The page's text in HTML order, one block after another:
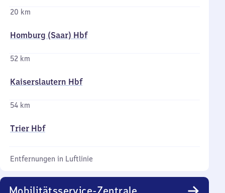
20 km
Homburg (Saar) Hbf
52 km
Kaiserslautern Hbf
54 km
Trier Hbf
Entfernungen in Luftlinie